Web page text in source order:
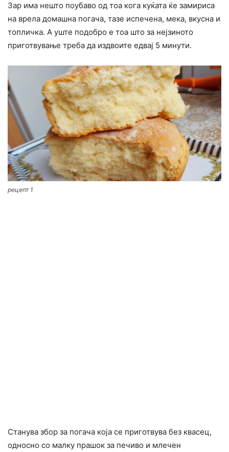
Зар има нешто поубаво од тоа кога куќата ќе замириса
на врела домашна погача, тазе испечена, мека, вкусна и
топличка. А уште подобро е тоа што за нејзиното
приготвување треба да издвоите едвај 5 минути.
рецепт 1
Станува збор за погача која се приготвува без квасец,
односно со малку прашок за печиво и млечен